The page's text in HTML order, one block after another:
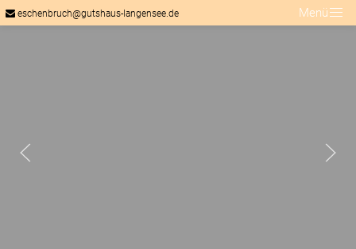
eschenbruch@gutshaus-langensee.de Menü